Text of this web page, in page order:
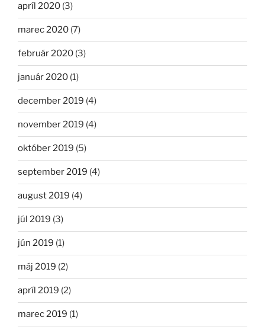
apríl 2020 (3)
marec 2020 (7)
február 2020 (3)
január 2020 (1)
december 2019 (4)
november 2019 (4)
október 2019 (5)
september 2019 (4)
august 2019 (4)
júl 2019 (3)
jún 2019 (1)
máj 2019 (2)
apríl 2019 (2)
marec 2019 (1)